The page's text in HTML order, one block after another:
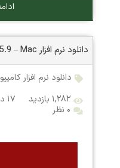
دانلود نرم افزار New File Creation v5.9 – Mac
دانلود نرم افزار
۱,۲۸۲ بازدید
۱۷ دی ۱۳۹۸
۰ نظر